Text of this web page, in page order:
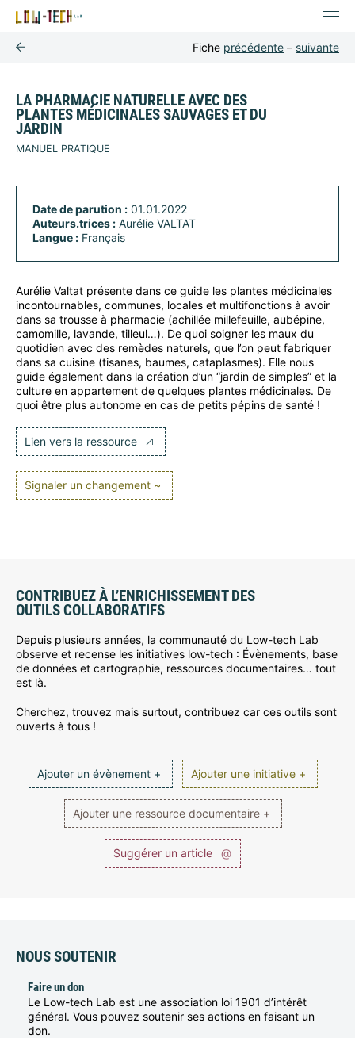
Fiche précédente – suivante
LA PHARMACIE NATURELLE AVEC DES
PLANTES MÉDICINALES SAUVAGES ET DU
JARDIN
MANUEL PRATIQUE
Date de parution : 01.01.2022
Auteurs.trices : Aurélie VALTAT
Langue : Français
Aurélie Valtat présente dans ce guide les plantes médicinales
incontournables, communes, locales et multifonctions à avoir
dans sa trousse à pharmacie (achillée millefeuille, aubépine,
camomille, lavande, tilleul…). De quoi soigner les maux du
quotidien avec des remèdes naturels, que l’on peut fabriquer
dans sa cuisine (tisanes, baumes, cataplasmes). Elle nous
guide également dans la création d’un “jardin de simples” et la
culture en appartement de quelques plantes médicinales. De
quoi être plus autonome en cas de petits pépins de santé !
Lien vers la ressource
Signaler un changement ~
CONTRIBUEZ À L’ENRICHISSEMENT DES
OUTILS COLLABORATIFS
Depuis plusieurs années, la communauté du Low-tech Lab
observe et recense les initiatives low-tech : Évènements, base
de données et cartographie, ressources documentaires… tout
est là.
Cherchez, trouvez mais surtout, contribuez car ces outils sont
ouverts à tous !
Ajouter un évènement + Ajouter une initiative +
Ajouter une ressource documentaire +
Suggérer un article @
NOUS SOUTENIR
Faire un don
Le Low-tech Lab est une association loi 1901 d’intérêt
général. Vous pouvez soutenir ses actions en faisant un
don.